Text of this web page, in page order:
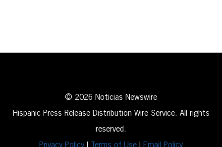
© 2026 Noticias Newswire
Hispanic Press Release Distribution Wire Service. All rights
reserved.
Privacy Policy
Terms of Use Email Policy